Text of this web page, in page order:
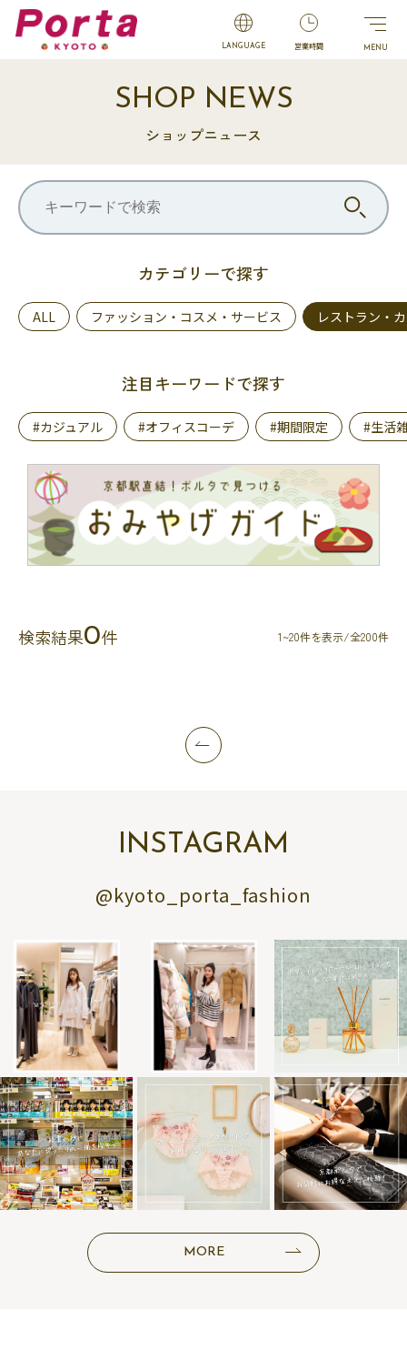
LANGUAGE 営業時間
SHOP NEWS
ショップニュース
カテゴリーで探す
ALL ファッション・コスメ・サービス レストラン・
注目キーワードで探す
#カジュアル #オフィスコーデ #期間限定 #生活
検索結果0件 1~20件を表示/全200件
INSTAGRAM
@kyoto_porta_fashion
MORE